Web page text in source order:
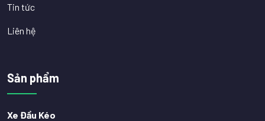
Tin tức
Liên hệ
Sản phẩm
Xe Đầu Kéo